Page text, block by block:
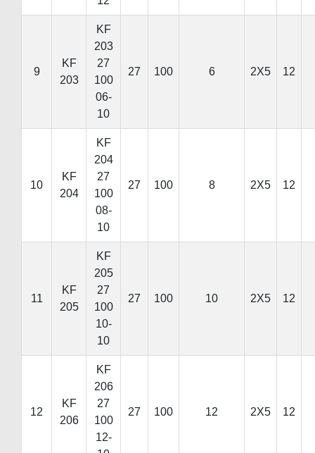
9
KF
203
KF
203
27
100
06-
10
27 100 6 2X5 12
10
KF
204
KF
204
27
100
08-
10
27 100 8 2X5 12
11
KF
205
KF
205
27
100
10-
10
27 100 10 2X5 12
12
KF
206
KF
206
27
100
12-
27 100 12 2X5 12